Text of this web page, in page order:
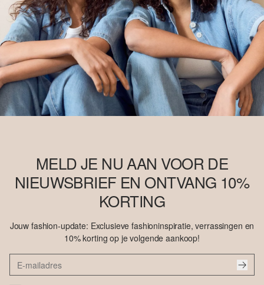
MELD JE NU AAN VOOR DE
NIEUWSBRIEF EN ONTVANG 10%
KORTING
Jouw fashion-update: Exclusieve fashioninspiratie, verrassingen en
10% korting op je volgende aankoop!